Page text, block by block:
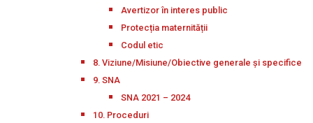
Avertizor în interes public
Protecția maternității
Codul etic
8. Viziune/Misiune/Obiective generale și specifice
9. SNA
SNA 2021 – 2024
10. Proceduri